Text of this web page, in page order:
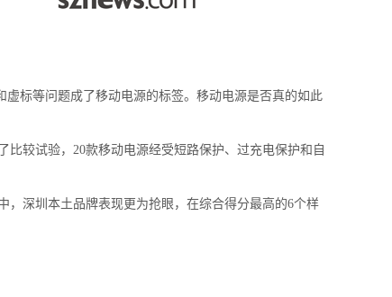
标等问题成了移动电源的标签。移动电源是否真的如此
较试验，20款移动电源经受短路保护、过充电保护和自
深圳本土品牌表现更为抢眼，在综合得分最高的6个样